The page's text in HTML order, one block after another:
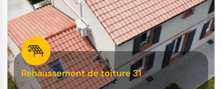
Rehaussement de toiture 31